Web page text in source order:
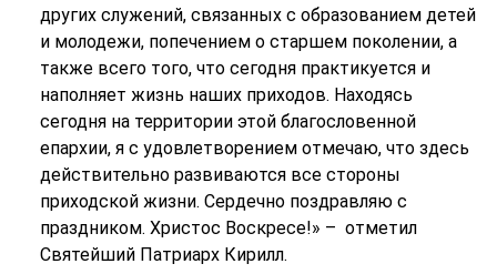
других служений, связанных с образованием детей
и молодежи, попечением о старшем поколении, а
также всего того, что сегодня практикуется и
наполняет жизнь наших приходов. Находясь
сегодня на территории этой благословенной
епархии, я с удовлетворением отмечаю, что здесь
действительно развиваются все стороны
приходской жизни. Сердечно поздравляю с
праздником. Христос Воскресе!» – отметил
Святейший Патриарх Кирилл.